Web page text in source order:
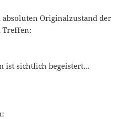
Originalzustand der
Treffen:
ist sichtlich begeistert…